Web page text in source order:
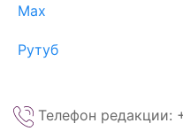
Max
Рутуб
Телефон редакции: